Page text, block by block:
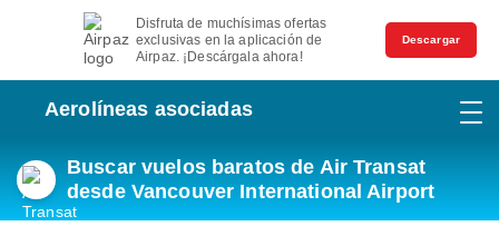
Disfruta de muchísimas ofertas
exclusivas en la aplicación de
Airpaz. ¡Descárgala ahora!
Descargar
Aerolíneas asociadas
Buscar vuelos baratos de Air Transat
desde Vancouver International Airport